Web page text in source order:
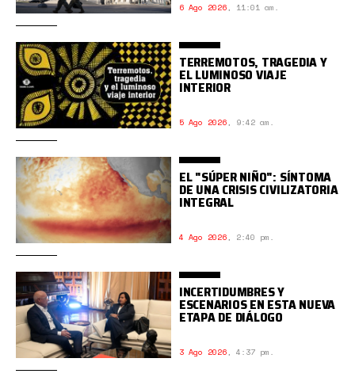
6 Ago 2026, 11:01 am.
TERREMOTOS, TRAGEDIA Y
EL LUMINOSO VIAJE
INTERIOR
5 Ago 2026, 9:42 am.
EL "SÚPER NIÑO": SÍNTOMA
DE UNA CRISIS CIVILIZATORIA
INTEGRAL
4 Ago 2026, 2:40 pm.
INCERTIDUMBRES Y
ESCENARIOS EN ESTA NUEVA
ETAPA DE DIÁLOGO
3 Ago 2026, 4:37 pm.